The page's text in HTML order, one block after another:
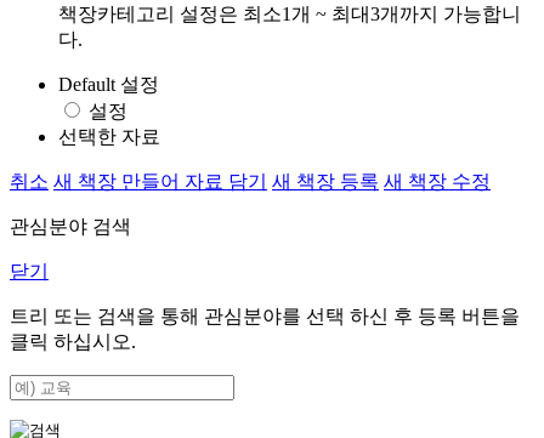
책장카테고리 설정은 최소1개 ~ 최대3개까지 가능합니
다.
Default 설정
설정
선택한 자료
취소 새 책장 만들어 자료 담기 새 책장 등록 새 책장 수정
관심분야 검색
닫기
트리 또는 검색을 통해 관심분야를 선택 하신 후 등록 버튼을
클릭 하십시오.